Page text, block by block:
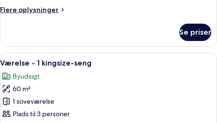
seng
Flere oplysninger
Flere
værelse
1
seng
Se priser
Indlæs
alle
billeder
af
Værelse
-
En pænt redt seng med knægt, en
12
Værelse - 1 kingsize-seng
Byudsigt
60 m²
1 soveværelse
Plads til 3 personer